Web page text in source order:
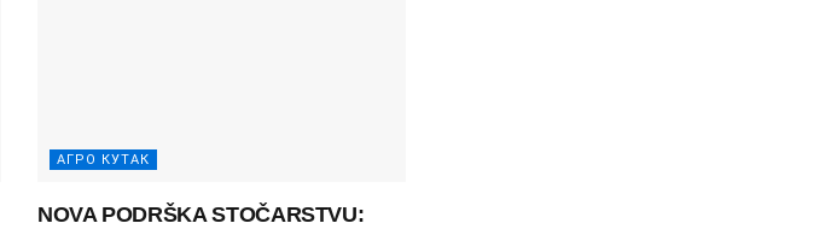
АГРО КУТАК
NOVA PODRŠKA STOČARSTVU: